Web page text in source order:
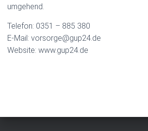
umgehend.
Telefon: 0351 – 885 380
E-Mail: vorsorge@gup24.de
Website: www.gup24.de